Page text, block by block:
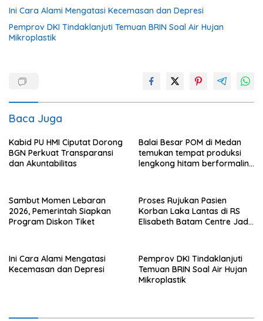
Ini Cara Alami Mengatasi Kecemasan dan Depresi
Pemprov DKI Tindaklanjuti Temuan BRIN Soal Air Hujan
Mikroplastik
Baca Juga
Kabid PU HMI Ciputat Dorong
BGN Perkuat Transparansi
dan Akuntabilitas
Balai Besar POM di Medan
temukan tempat produksi
lengkong hitam berformalin
Sambut Momen Lebaran
2026, Pemerintah Siapkan
Program Diskon Tiket
Proses Rujukan Pasien
Korban Laka Lantas di RS
Elisabeth Batam Centre Jadi
Ini Cara Alami Mengatasi
Kecemasan dan Depresi
Pemprov DKI Tindaklanjuti
Temuan BRIN Soal Air Hujan
Mikroplastik